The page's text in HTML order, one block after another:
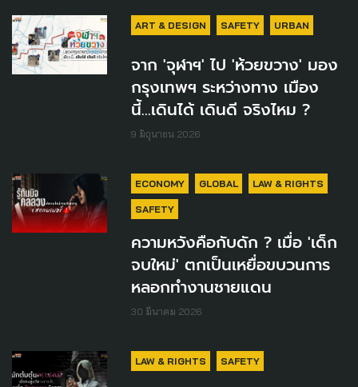
ART & DESIGN SAFETY URBAN
จาก 'จุฬาฯ' ไป 'ห้วยขวาง' มอง
กรุงเทพฯ ระหว่างทาง เมือง
นี้...เดินได้ เดินดี จริงไหม ?
9 มิถุนายน 2026
ECONOMY GLOBAL LAW & RIGHTS
SAFETY
ความหวังคือกับดัก ? เมื่อ 'เด็ก
จบใหม่' ตกเป็นเหยื่อขบวนการ
หลอกทำงานชายแดน
30 มีนาคม 2026
LAW & RIGHTS SAFETY